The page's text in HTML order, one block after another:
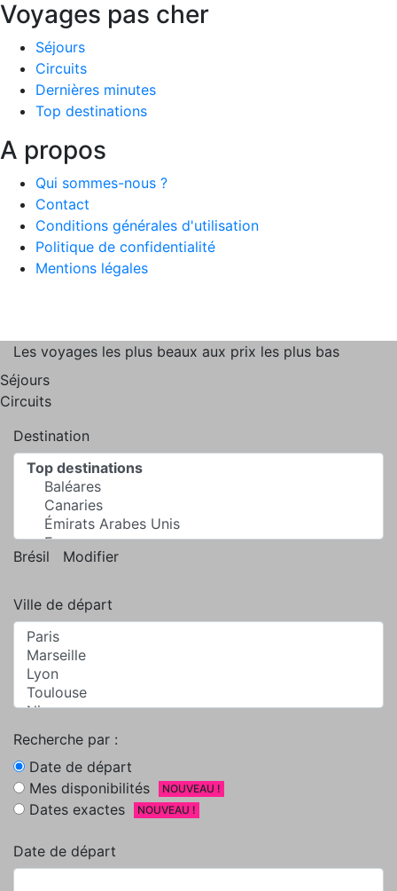
Voyages pas cher
Séjours
Circuits
Dernières minutes
Top destinations
A propos
Qui sommes-nous ?
Contact
Conditions générales d'utilisation
Politique de confidentialité
Mentions légales
Les voyages les plus beaux aux prix les plus bas
Séjours
Circuits
Destination
Brésil Modifier
Ville de départ
Recherche par :
Date de départ
Mes disponibilités
NOUVEAU !
Dates exactes NOUVEAU !
Date de départ